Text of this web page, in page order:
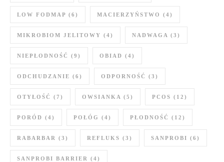
LOW FODMAP (6) MACIERZYŃSTWO (4)
MIKROBIOM JELITOWY (4) NADWAGA (3)
NIEPŁODNOŚĆ (9) OBIAD (4)
ODCHUDZANIE (6) ODPORNOŚĆ (3)
OTYŁOŚĆ (7) OWSIANKA (5) PCOS (12)
PORÓD (4) POŁÓG (4) PŁODNOŚĆ (12)
RABARBAR (3) REFLUKS (3) SANPROBI (6)
SANPROBI BARRIER (4)